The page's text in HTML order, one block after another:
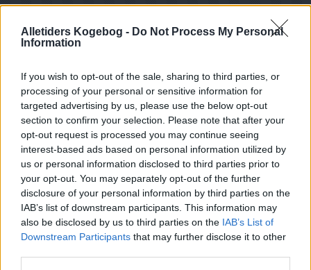
Alletiders Kogebog - Do Not Process My Personal
Information
If you wish to opt-out of the sale, sharing to third parties, or
processing of your personal or sensitive information for
targeted advertising by us, please use the below opt-out
section to confirm your selection. Please note that after your
opt-out request is processed you may continue seeing
interest-based ads based on personal information utilized by
us or personal information disclosed to third parties prior to
your opt-out. You may separately opt-out of the further
disclosure of your personal information by third parties on the
IAB’s list of downstream participants. This information may
also be disclosed by us to third parties on the IAB’s List of
Downstream Participants that may further disclose it to other